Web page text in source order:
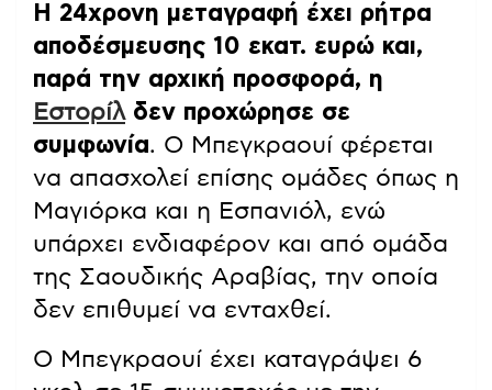
Η 24χρονη μεταγραφή έχει ρήτρα
αποδέσμευσης 10 εκατ. ευρώ και,
παρά την αρχική προσφορά, η
Εστορίλδεν προχώρησε σε
συμφωνία. Ο Μπεγκραουί φέρεται
να απασχολεί επίσης ομάδες όπως η
Μαγιόρκα και η Εσπανιόλ, ενώ
υπάρχει ενδιαφέρον και από ομάδα
της Σαουδικής Αραβίας, την οποία
δεν επιθυμεί να ενταχθεί.
Ο Μπεγκραουί έχει καταγράψει 6